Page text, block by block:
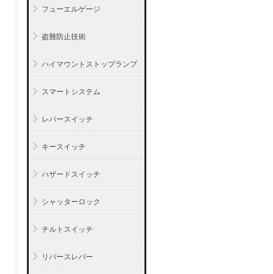
フューエルゲージ
盗難防止技術
ハイマウントストップランプ
スマートシステム
レバースイッチ
キースイッチ
ハザードスイッチ
シャッターロック
チルトスイッチ
リバースレバー